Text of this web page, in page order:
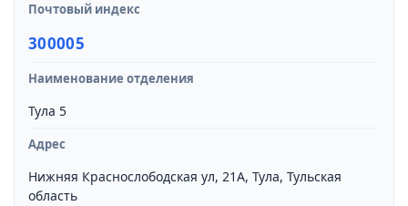
Почтовый индекс
300005
Наименование отделения
Тула 5
Адрес
Нижняя Краснослободская ул, 21А, Тула, Тульская
область